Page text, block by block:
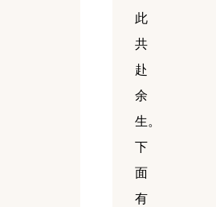
此
共
赴
余
生。
下
面
有